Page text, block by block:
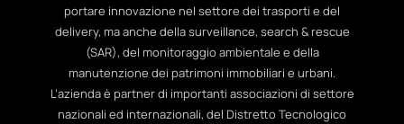
portare innovazione nel settore dei trasporti e del
delivery, ma anche della surveillance, search & rescue
(SAR), del monitoraggio ambientale e della
manutenzione dei patrimoni immobiliari e urbani.
L’azienda è partner di importanti associazioni di settore
nazionali ed internazionali, del Distretto Tecnologico